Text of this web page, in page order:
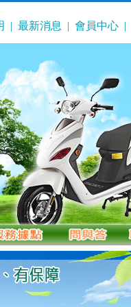
| 最新消息 | 會員中心 |